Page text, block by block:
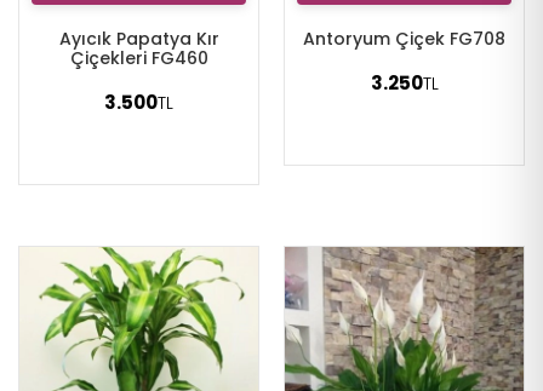
Ayıcık Papatya Kır
Çiçekleri FG460
3.500TL
Antoryum Çiçek FG708
3.250TL